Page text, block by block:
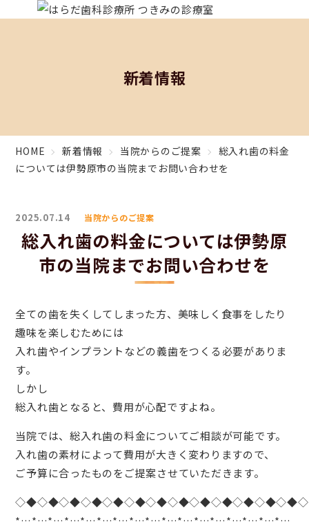
新着情報
HOME 新着情報 当院からのご提案
総入れ歯の料金
については伊勢原市の当院までお問い合わせを
2025.07.14 当院からのご提案
総入れ歯の料金については伊勢原
市の当院までお問い合わせを
全ての歯を失くしてしまった方、美味しく食事をしたり
趣味を楽しむためには
入れ歯やインプラントなどの義歯をつくる必要がありま
す。
しかし
総入れ歯となると、費用が心配ですよね。
当院では、総入れ歯の料金についてご相談が可能です。
入れ歯の素材によって費用が大きく変わりますので、
ご予算に合ったものをご提案させていただきます。
*…*…*…*…*…*…*…*…*…*…*…*…*…*…*…*…*…